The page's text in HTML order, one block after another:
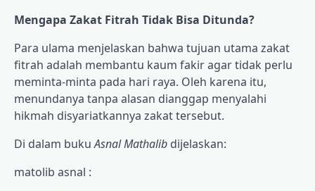
Mengapa Zakat Fitrah Tidak Bisa Ditunda?
Para ulama menjelaskan bahwa tujuan utama zakat
fitrah adalah membantu kaum fakir agar tidak perlu
meminta-minta pada hari raya. Oleh karena itu,
menundanya tanpa alasan dianggap menyalahi
hikmah disyariatkannya zakat tersebut.
Di dalam bukuAsnal Mathalib dijelaskan:
matolib asnal :